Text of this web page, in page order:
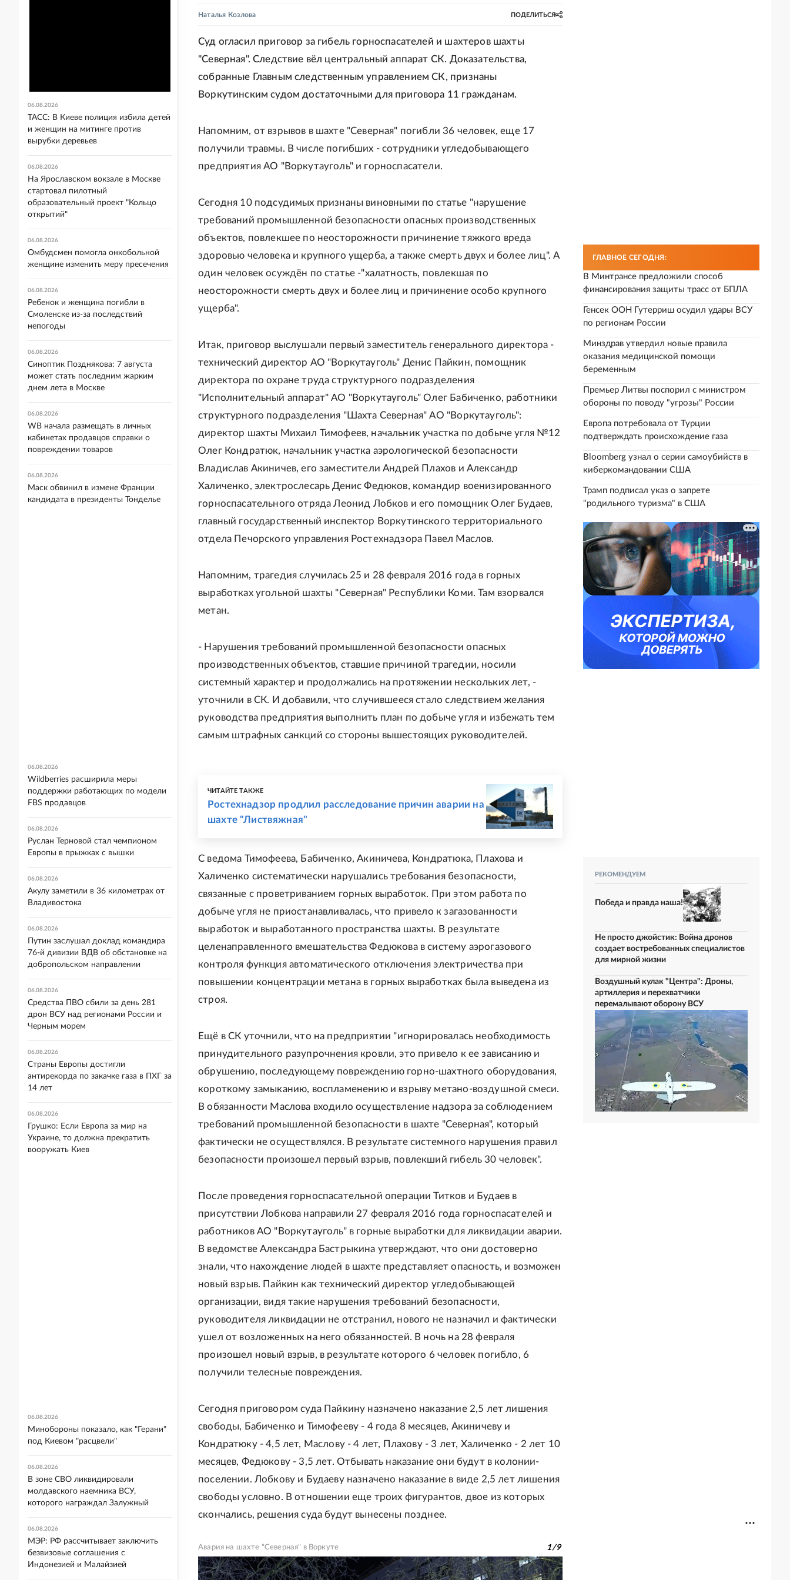
Наталья Козлова ПОДЕЛИТЬСЯ
Суд огласил приговор за гибель горноспасателей и шахтеров шахты
"Северная". Следствие вёл центральный аппарат СК. Доказательства,
собранные Главным следственным управлением СК, признаны
Воркутинским судом достаточными для приговора 11 гражданам.
Напомним, от взрывов в шахте "Северная" погибли 36 человек, еще 17
получили травмы. В числе погибших - сотрудники угледобывающего
предприятия АО "Воркутауголь" и горноспасатели.
Сегодня 10 подсудимых признаны виновными по статье "нарушение
требований промышленной безопасности опасных производственных
объектов, повлекшее по неосторожности причинение тяжкого вреда
здоровью человека и крупного ущерба, а также смерть двух и более лиц". А
один человек осуждён по статье -"халатность, повлекшая по
неосторожности смерть двух и более лиц и причинение особо крупного
ущерба".
Итак, приговор выслушали первый заместитель генерального директора -
технический директор АО "Воркутауголь" Денис Пайкин, помощник
директора по охране труда структурного подразделения
"Исполнительный аппарат" АО "Воркутауголь" Олег Бабиченко, работники
структурного подразделения "Шахта Северная" АО "Воркутауголь":
директор шахты Михаил Тимофеев, начальник участка по добыче угля №12
Олег Кондратюк, начальник участка аэрологической безопасности
Владислав Акиничев, его заместители Андрей Плахов и Александр
Халиченко, электрослесарь Денис Федюков, командир военизированного
горноспасательного отряда Леонид Лобков и его помощник Олег Будаев,
главный государственный инспектор Воркутинского территориального
отдела Печорского управления Ростехнадзора Павел Маслов.
Напомним, трагедия случилась 25 и 28 февраля 2016 года в горных
выработках угольной шахты "Северная" Республики Коми. Там взорвался
метан.
- Нарушения требований промышленной безопасности опасных
производственных объектов, ставшие причиной трагедии, носили
системный характер и продолжались на протяжении нескольких лет, -
уточнили в СК. И добавили, что случившееся стало следствием желания
руководства предприятия выполнить план по добыче угля и избежать тем
самым штрафных санкций со стороны вышестоящих руководителей.
ЧИТАЙТЕ ТАКЖЕ
Ростехнадзор продлил расследование причин аварии на
шахте "Листвяжная"
С ведома Тимофеева, Бабиченко, Акиничева, Кондратюка, Плахова и
Халиченко систематически нарушались требования безопасности,
связанные с проветриванием горных выработок. При этом работа по
добыче угля не приостанавливалась, что привело к загазованности
выработок и выработанного пространства шахты. В результате
целенаправленного вмешательства Федюкова в систему аэрогазового
контроля функция автоматического отключения электричества при
повышении концентрации метана в горных выработках была выведена из
строя.
Ещё в СК уточнили, что на предприятии "игнорировалась необходимость
принудительного разупрочнения кровли, это привело к ее зависанию и
обрушению, последующему повреждению горно-шахтного оборудования,
короткому замыканию, воспламенению и взрыву метано-воздушной смеси.
В обязанности Маслова входило осуществление надзора за соблюдением
требований промышленной безопасности в шахте "Северная", который
фактически не осуществлялся. В результате системного нарушения правил
безопасности произошел первый взрыв, повлекший гибель 30 человек".
После проведения горноспасательной операции Титков и Будаев в
присутствии Лобкова направили 27 февраля 2016 года горноспасателей и
работников АО "Воркутауголь" в горные выработки для ликвидации аварии.
В ведомстве Александра Бастрыкина утверждают, что они достоверно
знали, что нахождение людей в шахте представляет опасность, и возможен
новый взрыв. Пайкин как технический директор угледобывающей
организации, видя такие нарушения требований безопасности,
руководителя ликвидации не отстранил, нового не назначил и фактически
ушел от возложенных на него обязанностей. В ночь на 28 февраля
произошел новый взрыв, в результате которого 6 человек погибло, 6
получили телесные повреждения.
Сегодня приговором суда Пайкину назначено наказание 2,5 лет лишения
свободы, Бабиченко и Тимофееву - 4 года 8 месяцев, Акиничеву и
Кондратюку - 4,5 лет, Маслову - 4 лет, Плахову - 3 лет, Халиченко - 2 лет 10
месяцев, Федюкову - 3,5 лет. Отбывать наказание они будут в колонии-
поселении. Лобкову и Будаеву назначено наказание в виде 2,5 лет лишения
свободы условно. В отношении еще троих фигурантов, двое из которых
скончались, решения суда будут вынесены позднее.
Авария на шахте "Северная" в Воркуте 1/9
ГЛАВНОЕ СЕГОДНЯ:
В Минтрансе предложили способ
финансирования защиты трасс от БПЛА
Генсек ООН Гутерриш осудил удары ВСУ
по регионам России
Минздрав утвердил новые правила
оказания медицинской помощи
беременным
Премьер Литвы поспорил с министром
обороны по поводу "угрозы" России
Европа потребовала от Турции
подтверждать происхождение газа
Bloomberg узнал о серии самоубийств в
киберкомандовании США
Трамп подписал указ о запрете
"родильного туризма" в США
РЕКОМЕНДУЕМ
Победа и правда наша!
Не просто джойстик: Война дронов
создает востребованных специалистов
для мирной жизни
Воздушный кулак "Центра": Дроны,
артиллерия и перехватчики
перемалывают оборону ВСУ
06.08.2026
ТАСС: В Киеве полиция избила детей
и женщин на митинге против
вырубки деревьев
06.08.2026
На Ярославском вокзале в Москве
стартовал пилотный
образовательный проект "Кольцо
открытий"
06.08.2026
Омбудсмен помогла онкобольной
женщине изменить меру пресечения
06.08.2026
Ребенок и женщина погибли в
Смоленске из-за последствий
непогоды
06.08.2026
Синоптик Позднякова: 7 августа
может стать последним жарким
днем лета в Москве
06.08.2026
WB начала размещать в личных
кабинетах продавцов справки о
повреждении товаров
06.08.2026
Маск обвинил в измене Франции
кандидата в президенты Тонделье
06.08.2026
Wildberries расширила меры
поддержки работающих по модели
FBS продавцов
06.08.2026
Руслан Терновой стал чемпионом
Европы в прыжках с вышки
06.08.2026
Акулу заметили в 36 километрах от
Владивостока
06.08.2026
Путин заслушал доклад командира
76-й дивизии ВДВ об обстановке на
добропольском направлении
06.08.2026
Средства ПВО сбили за день 281
дрон ВСУ над регионами России и
Черным морем
06.08.2026
Страны Европы достигли
антирекорда по закачке газа в ПХГ за
14 лет
06.08.2026
Грушко: Если Европа за мир на
Украине, то должна прекратить
вооружать Киев
06.08.2026
Минобороны показало, как "Герани"
под Киевом "расцвели"
06.08.2026
В зоне СВО ликвидировали
молдавского наемника ВСУ,
которого награждал Залужный
06.08.2026
МЭР: РФ рассчитывает заключить
безвизовые соглашения с
Индонезией и Малайзией